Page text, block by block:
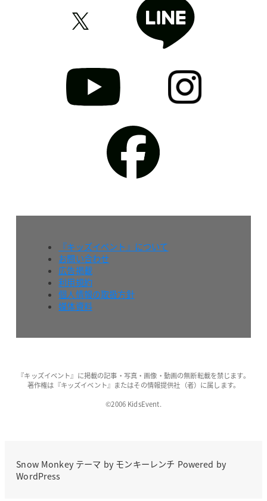
『キッズイベント』について
お問い合わせ
広告掲載
利用規約
個人情報の取扱方針
媒体資料
『キッズイベント』に掲載の記事・写真・画像・動画の無断転載を禁じます。
著作権は『キッズイベント』またはその情報提供社（者）に属します。
©2006 KidsEvent.
Snow Monkeyテーマ by モンキーレンチ Powered by
WordPress